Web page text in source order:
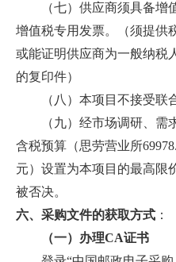
（七）供应商须具备
增值税专用发票。（须提供
或能证明供应商为一般纳税
的复印件）
（八）本项目不接受联
（九）经市场调研、
含税预算（思劳营业所
元）设置为本项目的最高限
被否决。
六、采购文件的获取方式 ：
（一）办理CA证书